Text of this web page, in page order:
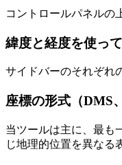
コントロールパネルの
緯度と経度を使っ
サイドバーのそれぞれ
座標の形式（DMS
当ツールは主に、最も
じ地理的位置を異なる